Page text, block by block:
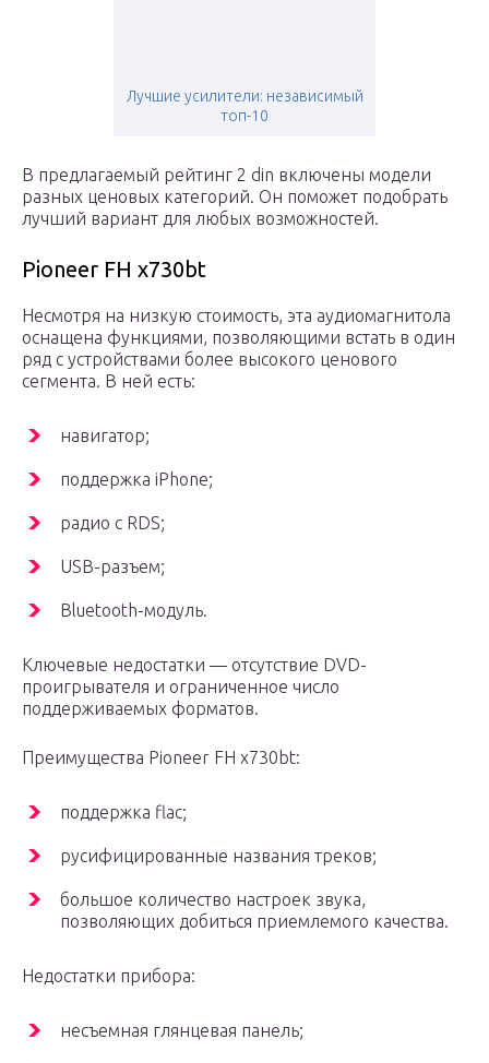
Лучшие усилители: независимый
топ-10
В предлагаемый рейтинг 2 din включены модели
разных ценовых категорий. Он поможет подобрать
лучший вариант для любых возможностей.
Pioneer FH x730bt
Несмотря на низкую стоимость, эта аудиомагнитола
оснащена функциями, позволяющими встать в один
ряд с устройствами более высокого ценового
сегмента. В ней есть:
навигатор;
поддержка iPhone;
радио с RDS;
USB-разъем;
Bluetooth-модуль.
Ключевые недостатки — отсутствие DVD-
проигрывателя и ограниченное число
поддерживаемых форматов.
Преимущества Pioneer FH x730bt:
поддержка flac;
русифицированные названия треков;
большое количество настроек звука,
позволяющих добиться приемлемого качества.
Недостатки прибора:
несъемная глянцевая панель;